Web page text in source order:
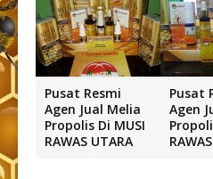
Pusat Resmi
Agen Jual Melia
Propolis Di MUSI
RAWAS UTARA
Pusat
Agen
RAWAS